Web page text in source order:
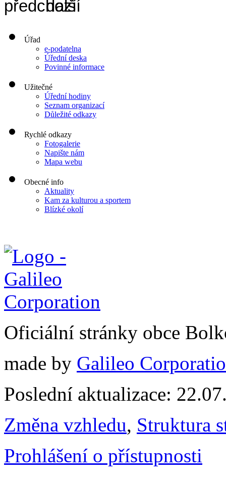
Úřad
e-podatelna
Úřední deska
Povinné informace
Užitečné
Úřední hodiny
Seznam organizací
Důležité odkazy
Rychlé odkazy
Fotogalerie
Napište nám
Mapa webu
Obecné info
Aktuality
Kam za kulturou a sportem
Blízké okolí
Oficiální stránky obce
made by Galileo
Poslední aktualizace:
Změna vzhledu, Struktura
Prohlášení o přístupnosti